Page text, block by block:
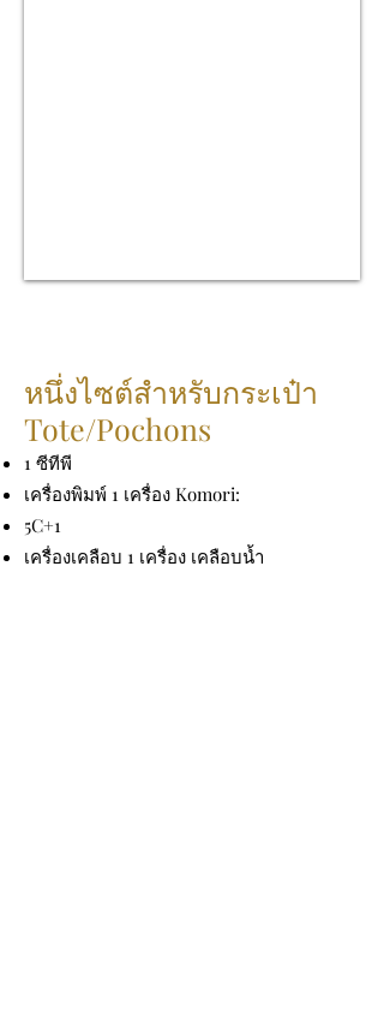
หนึ่งไซต์สำหรับกระเป๋า
Tote/Pochons
1 ซีทีพี
เครื่องพิมพ์ 1 เครื่อง Komori:
5C+1
เครื่องเคลือบ 1 เครื่อง เคลือบน้ำ